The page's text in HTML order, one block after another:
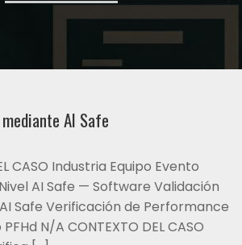
AI Safe
CASO Industria Equipo Evento
AI Safe — Software Validación
Safe Verificación de Performance
N/A CONTEXTO DEL CASO